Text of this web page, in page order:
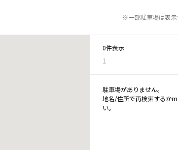
※一部駐車場は表
0件表示
1
駐車場がありません。
地名/住所で再検索するか
い。